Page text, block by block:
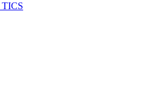
TICS